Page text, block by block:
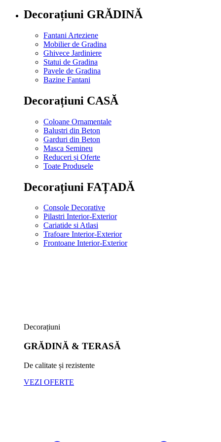
Decorațiuni GRĂDINĂ
Fantani Arteziene
Mobilier de Gradina
Ghivece Jardiniere
Statui de Gradina
Pavele de Gradina
Bazine Fantani
Decorațiuni CASĂ
Coloane Ornamentale
Balustri din Beton
Garduri din Beton
Masca Semineu
Reduceri și Oferte
Toate Produsele
Decorațiuni FAȚADĂ
Console Decorative
Pilastri Interior-Exterior
Cariatide si Atlasi
Trafoare Interior-Exterior
Frontoane Interior-Exterior
Decorațiuni
GRĂDINĂ & TERASĂ
De calitate și rezistente
VEZI OFERTE